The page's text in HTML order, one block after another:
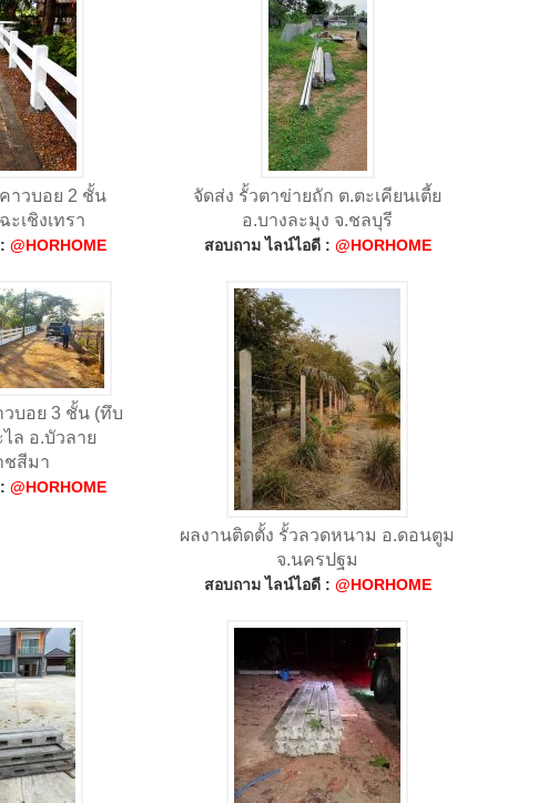
าวบอย 2 ชั้น
ะเชิงเทรา
:@HORHOME
จัดส่ง รั้วตาข่ายถัก ต.ตะเคียนเตี้ย
อ.บางละมุง จ.ชลบุรี
สอบถาม ไลน์ไอดี : @HORHOME
วบอย 3 ชั้น (ทึบ
ไล อ.บัวลาย
ชสีมา
:@HORHOME
ผลงานติดตั้ง รั้วลวดหนาม อ.ดอนตูม
จ.นครปฐม
สอบถาม ไลน์ไอดี : @HORHOME